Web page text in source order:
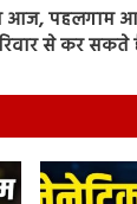
आज, पहलगाम
से कर सकते